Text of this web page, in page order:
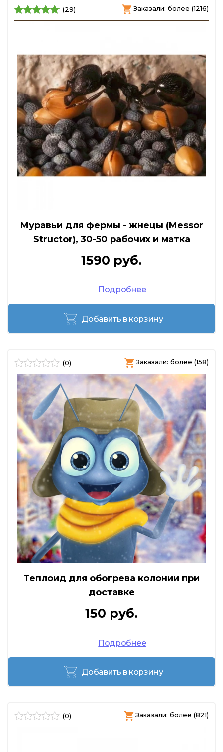
(29) Заказали: более (1216)
Муравьи для фермы - жнецы (Messor
Structor), 30-50 рабочих и матка
1590 руб.
Подробнее
Добавить в корзину
(0) Заказали: более (158)
Теплоид для обогрева колонии при
доставке
150 руб.
Подробнее
Добавить в корзину
(0) Заказали: более (821)